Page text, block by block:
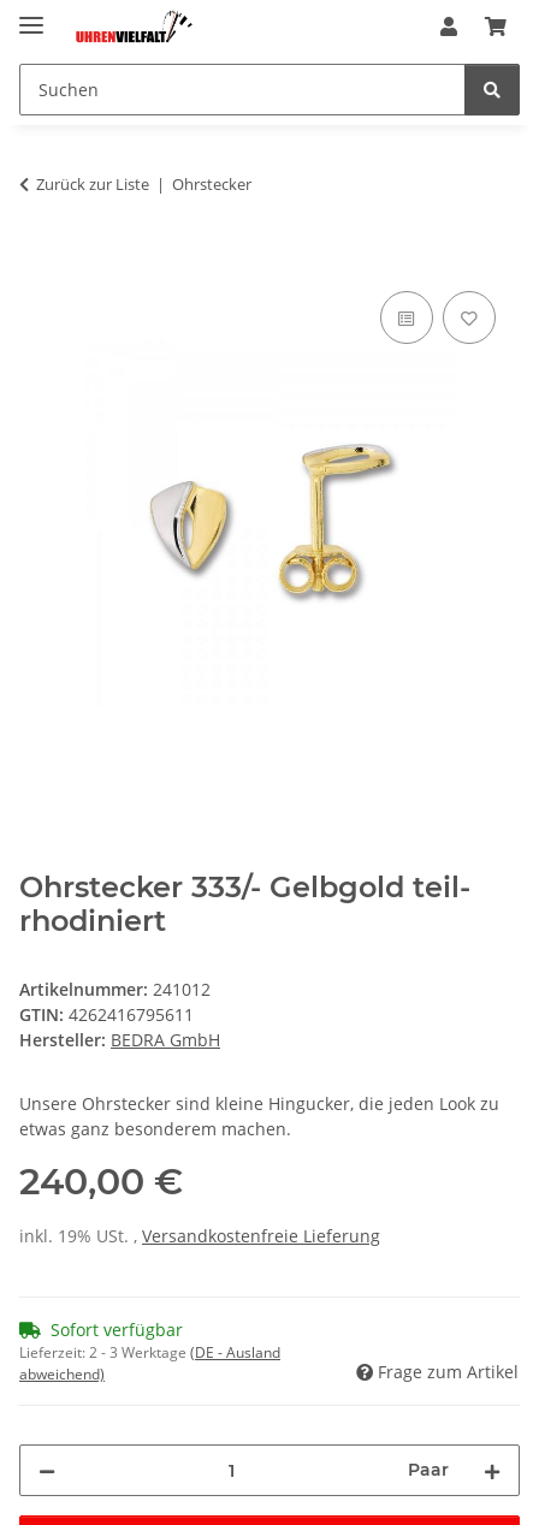
Zurück zur Liste Ohrstecker
Ohrstecker 333/- Gelbgold teil-
rhodiniert
Artikelnummer: 241012
GTIN: 4262416795611
Hersteller: BEDRA GmbH
Unsere Ohrstecker sind kleine Hingucker, die jeden Look zu
etwas ganz besonderem machen.
240,00 €
inkl. 19% USt. , Versandkostenfreie Lieferung
Sofort verfügbar
Lieferzeit:2 - 3 Werktage (DE - Ausland
abweichend)
Frage zum Artikel
Paar